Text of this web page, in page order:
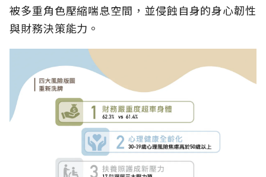
被多重角色壓縮喘息空間，並侵蝕自身的身心韌性
與財務決策能力。